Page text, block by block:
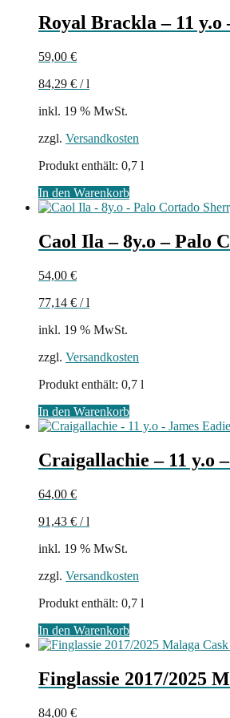
Royal Brackla – 11 y.o
59,00 €
84,29 € /l
inkl. 19 % MwSt.
zzgl. Versandkosten
Produkt enthält: 0,7 l
In den Warenkorb
Caol Ila – 8y.o – Palo
54,00 €
77,14 € /l
inkl. 19 % MwSt.
zzgl. Versandkosten
Produkt enthält: 0,7 l
In den Warenkorb
Craigallachie – 11 y.o
64,00 €
91,43 € /l
inkl. 19 % MwSt.
zzgl. Versandkosten
Produkt enthält: 0,7 l
In den Warenkorb
Finglassie 2017/2025
84,00 €